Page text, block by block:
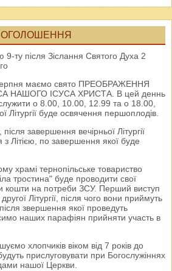
ОГОЛОШЕННЯ
9-ту після Зіслання Святого Духа 2
маємо свято ПРЕОБРАЖЕННЯ
НАШОГО ІСУСА ХРИСТА. В цей деннь
о 8.00, 10.00, 12.99 та о 18.00,
Літургії буде освячення першоплодів.
завершення вечірньої Літургії
Літією, по завершення якої буде
храмі тернопільське товариство
тростина" буде проводити свої
кошти на потреби ЗСУ. Перший виступ
Літургії, після чого вони приймуть
після звершення якої проведуть
наших парафіян прийняти участь в
хлопчиків віком від 7 років до
прислуговувати при Богослужіннях
нашої Церкви.